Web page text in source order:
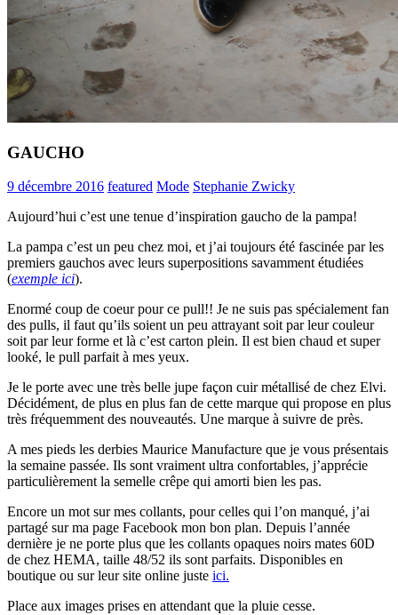
GAUCHO
9 décembre 2016 featured Mode Stephanie Zwicky
Aujourd’hui c’est une tenue d’inspiration gaucho de la pampa!
La pampa c’est un peu chez moi, et j’ai toujours été fascinée par les
premiers gauchos avec leurs superpositions savamment étudiées
(exemple ici).
Enormé coup de coeur pour ce pull!! Je ne suis pas spécialement fan
des pulls, il faut qu’ils soient un peu attrayant soit par leur couleur
soit par leur forme et là c’est carton plein. Il est bien chaud et super
looké, le pull parfait à mes yeux.
Je le porte avec une très belle jupe façon cuir métallisé de chez Elvi.
Décidément, de plus en plus fan de cette marque qui propose en plus
très fréquemment des nouveautés. Une marque à suivre de près.
A mes pieds les derbies Maurice Manufacture que je vous présentais
la semaine passée. Ils sont vraiment ultra confortables, j’apprécie
particulièrement la semelle crêpe qui amorti bien les pas.
Encore un mot sur mes collants, pour celles qui l’on manqué, j’ai
partagé sur ma page Facebook mon bon plan. Depuis l’année
dernière je ne porte plus que les collants opaques noirs mates 60D
de chez HEMA, taille 48/52 ils sont parfaits. Disponibles en
boutique ou sur leur site online juste ici.
Place aux images prises en attendant que la pluie cesse.